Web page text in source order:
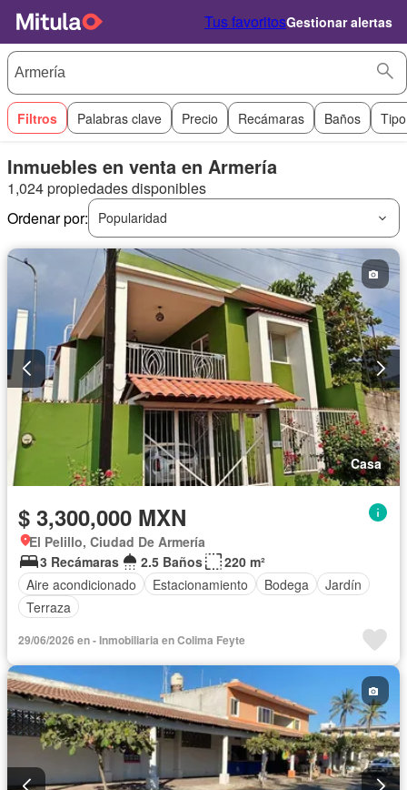
Tus favoritosGestionar alertas
Filtros Palabras clave Precio Recámaras Baños
Inmuebles en venta en Armería
1,024 propiedades disponibles
Ordenar por:
Popularidad
Casa
$ 3,300,000 MXN
El Pelillo, Ciudad De Armería
3 Recámaras
2.5 Baños
220 m²
Aire acondicionado
Estacionamiento Bodega
Jardín
Terraza
29/06/2026 en - Inmobiliaria en Colima Feyte